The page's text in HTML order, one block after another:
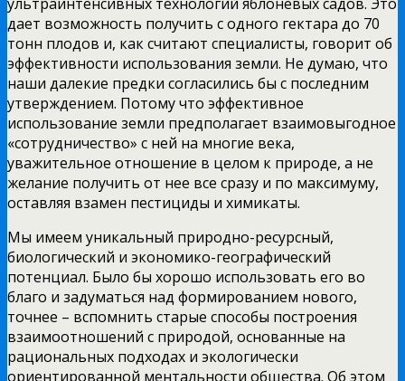
дает возможность получить с одного гектара до 70
тонн плодов и, как считают специалисты, говорит об
эффективности использования земли. Не думаю, что
наши далекие предки согласились бы с последним
утверждением. Потому что эффективное
использование земли предполагает взаимовыгодное
«сотрудничество» с ней на многие века,
уважительное отношение в целом к природе, а не
желание получить от нее все сразу и по максимуму,
оставляя взамен пестициды и химикаты.
Мы имеем уникальный природно-ресурсный,
биологический и экономико-географический
потенциал. Было бы хорошо использовать его во
благо и задуматься над формированием нового,
точнее – вспомнить старые способы построения
взаимоотношений с природой, основанные на
рациональных подходах и экологически
ориентированной ментальности общества. Об этом